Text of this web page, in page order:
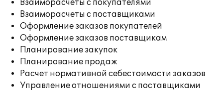
Взаиморасчеты с покупателями
Взаиморасчеты с поставщиками
Оформление заказов покупателей
Оформление заказов поставщикам
Планирование закупок
Планирование продаж
Расчет нормативной себестоимости заказов
Управление отношениями с поставщиками